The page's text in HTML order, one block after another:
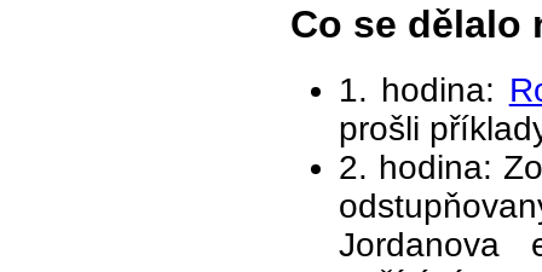
Co se dělalo
1. hodina:
prošli
2. hodina:
Jordanova